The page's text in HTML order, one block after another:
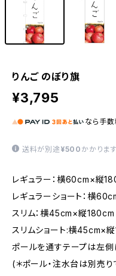
りんご のぼり旗
¥3,795
なら 手
送料が別途 ¥500 かかります
レギュラー：横60cm×縦
レギュラーショート：横
スリム：横45cm×縦180cm
スリムショート:横45cm×
ポールを通すテープは左側
(＊ポール・注水台は別売り